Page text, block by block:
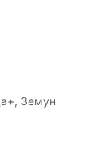
Земун